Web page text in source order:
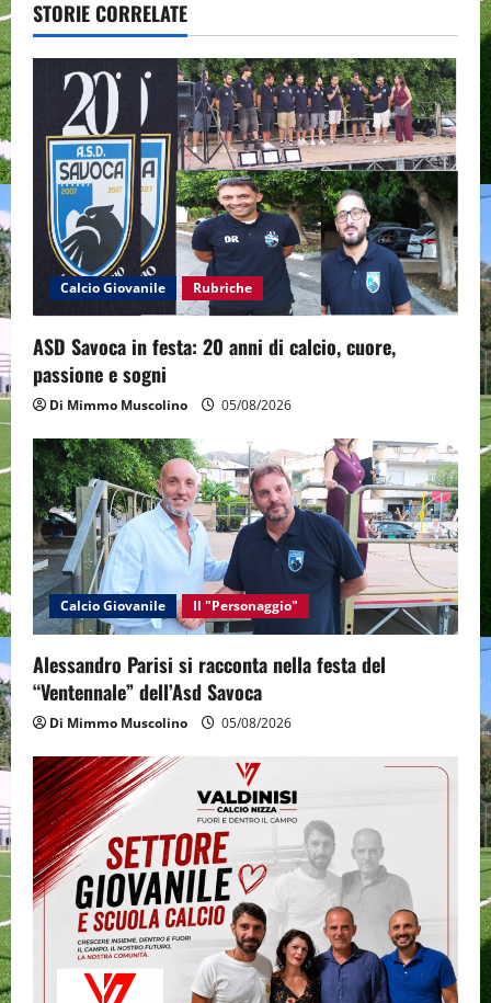
a
v
g
a
o
n
STORIE CORRELATE
Calcio Giovanile Rubriche
ASD Savoca in festa: 20 anni di calcio, cuore,
passione e sogni
Di Mimmo Muscolino 05/08/2026
Calcio Giovanile Il "Personaggio"
Alessandro Parisi si racconta nella festa del
“Ventennale” dell’Asd Savoca
Di Mimmo Muscolino 05/08/2026